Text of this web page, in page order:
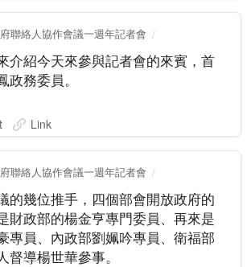
聯絡人協作會議一週年記者會
介紹今天來參與記者會的來賓，首
政務委員。
Link
聯絡人協作會議一週年記者會
的幾位推手，四個部會開放政府的
財政部的楊金亨專門委員、再來是
專員、內政部劉姵吟專員、衛福部
督導楊世華參事。